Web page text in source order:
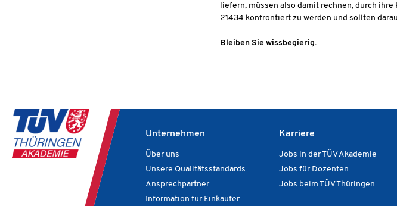
liefern, müssen also damit rechnen, durch
21434 konfrontiert zu werden und sollten
Bleiben Sie wissbegierig.
Unternehmen
Über uns
Unsere Qualitätsstandards
Ansprechpartner
Information für Einkäufer
Karriere
Jobs in der TÜV Akademie
Jobs für Dozenten
Jobs beim TÜV Thüringen